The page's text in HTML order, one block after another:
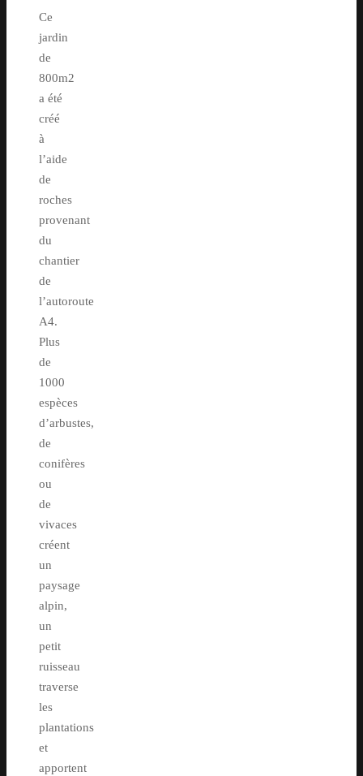
Ce
jardin
de
800m2
a été
créé
à
l’aide
de
roches
provenant
du
chantier
de
l’autoroute
A4.
Plus
de
1000
espèces
d’arbustes,
de
conifères
ou
de
vivaces
créent
un
paysage
alpin,
un
petit
ruisseau
traverse
les
plantations
et
apportent